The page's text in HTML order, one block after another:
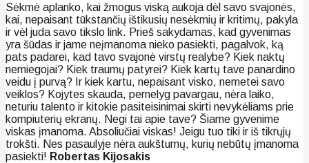
Sėkmė aplanko, kai žmogus viską aukoja dėl savo svajonės,
kai, nepaisant tūkstančių ištikusių nesėkmių ir kritimų, pakyla
ir vėl juda savo tikslo link. Prieš sakydamas, kad gyvenimas
yra šūdas ir jame neįmanoma nieko pasiekti, pagalvok, ką
pats padarei, kad tavo svajonė virstų realybe? Kiek naktų
nemiegojai? Kiek traumų patyrei? Kiek kartų tave panardino
veidu į purvą? Ir kiek kartu, nepaisant visko, nemetei savo
veiklos? Kojytes skauda, pernelyg pavargau, nėra laiko,
neturiu talento ir kitokie pasiteisinimai skirti nevykėliams prie
kompiuterių ekranų. Negi tai apie tave? Šiame gyvenime
viskas įmanoma. Absoliučiai viskas! Jeigu tuo tiki ir iš tikrųjų
trokšti. Nes pasaulyje nėra aukštumų, kurių nebūtų įmanoma
pasiekti! Robertas Kijosakis